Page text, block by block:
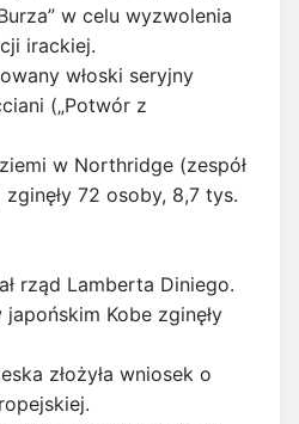
w celu wyzwolenia
irackiej.
włoski seryjny
(„Potwór z
w Northridge (zespół
72 osoby, 8,7 tys.
rząd Lamberta Diniego.
Kobe zginęły
złożyła wniosek o